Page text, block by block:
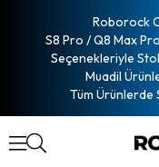
Roborock
S8 Pro / Q8 Max
Seçenekleriyle
Muadil
Tüm Ürünlerde